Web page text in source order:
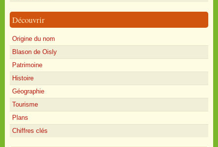
Découvrir
Origine du nom
Blason de Oisly
Patrimoine
Histoire
Géographie
Tourisme
Plans
Chiffres clés